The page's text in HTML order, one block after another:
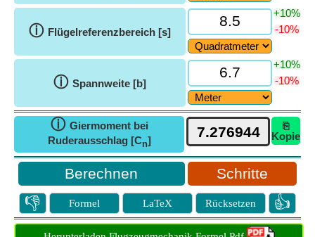
ⓘ Flügelreferenzbereich [s]
+10%
-10%
ⓘ Spannweite [b]
+10%
-10%
ⓘ Giermoment bei
Ruderausschlag [Cn]
⎘
Kopie
Schritte
👎 Formel LaTeX Rücksetzen 👍